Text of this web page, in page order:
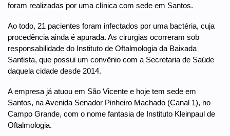
foram realizadas por uma clínica com sede em Santos.
Ao todo, 21 pacientes foram infectados por uma bactéria, cuja
procedência ainda é apurada. As cirurgias ocorreram sob
responsabilidade do Instituto de Oftalmologia da Baixada
Santista, que possui um convênio com a Secretaria de Saúde
daquela cidade desde 2014.
A empresa já atuou em São Vicente e hoje tem sede em
Santos, na Avenida Senador Pinheiro Machado (Canal 1), no
Campo Grande, com o nome fantasia de Instituto Kleinpaul de
Oftalmologia.